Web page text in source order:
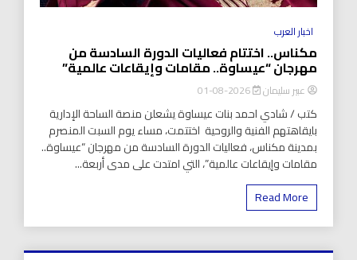
اخبار العرب
مكناس.. اختتام فعاليات الدورة السادسة من
مهرجان “عيساوة.. مقامات وإيقاعات عالمية”
عبير سليمان 2026-08-01
كتب / شادي احمد بنات عيساوة يشعلن منصة الساحة الإدارية
بايقاهتهم الفنية والروحية اختتمت، مساء يوم السبت المنصرم
بمدينة مكناس، فعاليات الدورة السادسة من مهرجان “عيساوة..
مقامات وإيقاعات عالمية”، التي امتدت على مدى أربعة...
Read More